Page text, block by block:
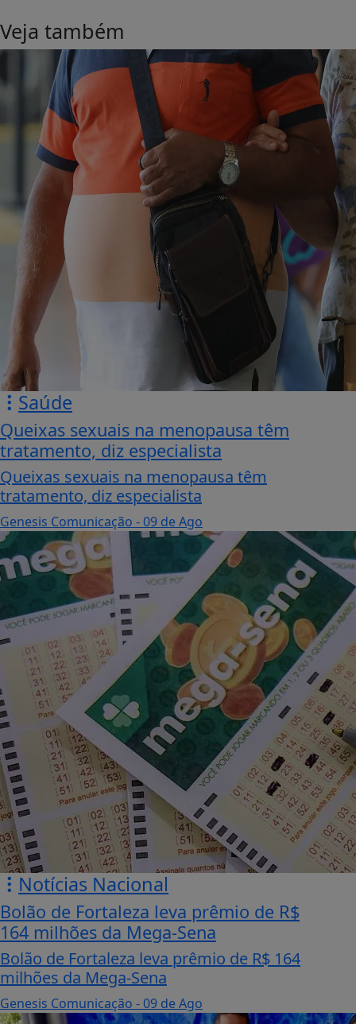
Veja também
Saúde
Queixas sexuais na menopausa têm
tratamento, diz especialista
Queixas sexuais na menopausa têm
tratamento, diz especialista
Genesis Comunicação - 09 de Ago
Notícias Nacional
Bolão de Fortaleza leva prêmio de R$
164 milhões da Mega-Sena
Bolão de Fortaleza leva prêmio de R$ 164
milhões da Mega-Sena
Genesis Comunicação - 09 de Ago